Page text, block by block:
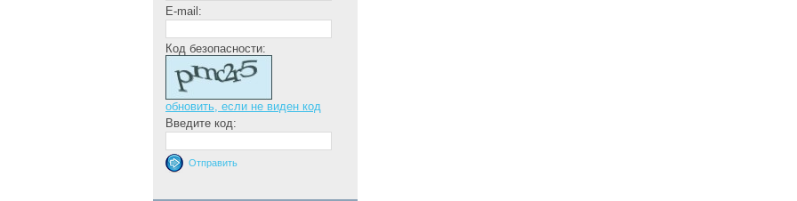
E-mail:
Код безопасности:
обновить, если не виден код
Введите код: